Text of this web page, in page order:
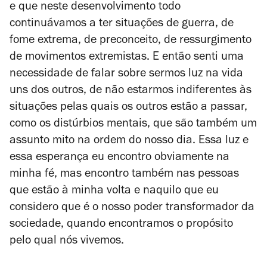
e que neste desenvolvimento todo
continuávamos a ter situações de guerra, de
fome extrema, de preconceito, de ressurgimento
de movimentos extremistas. E então senti uma
necessidade de falar sobre sermos luz na vida
uns dos outros, de não estarmos indiferentes às
situações pelas quais os outros estão a passar,
como os distúrbios mentais, que são também um
assunto mito na ordem do nosso dia. Essa luz e
essa esperança eu encontro obviamente na
minha fé, mas encontro também nas pessoas
que estão à minha volta e naquilo que eu
considero que é o nosso poder transformador da
sociedade, quando encontramos o propósito
pelo qual nós vivemos.